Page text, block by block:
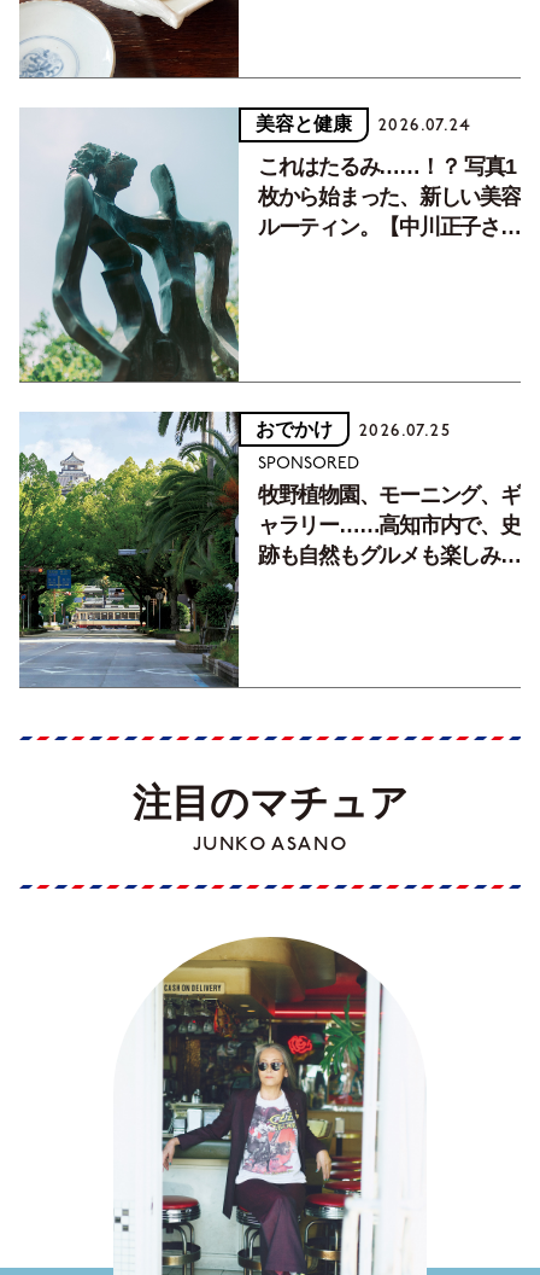
美容と健康 2026.07.24
これはたるみ……！？ 写真1
枚から始まった、新しい美容
ルーティン。【中川正子さん
おでかけ 2026.07.25
SPONSORED
牧野植物園、モーニング、ギ
ャラリー……高知市内で、史
跡も自然もグルメも楽しみ尽
注目のマチュア
JUNKO ASANO